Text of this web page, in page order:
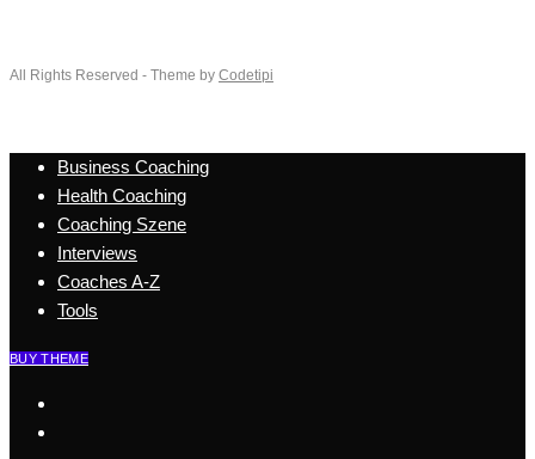
All Rights Reserved - Theme by Codetipi
Business Coaching
Health Coaching
Coaching Szene
Interviews
Coaches A-Z
Tools
BUY THEME